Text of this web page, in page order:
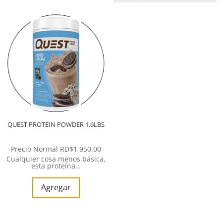
QUEST PROTEIN POWDER 1.6LBS
Precio Normal RD$1,950.00
Cualquier cosa menos básica,
esta proteína…
Agregar